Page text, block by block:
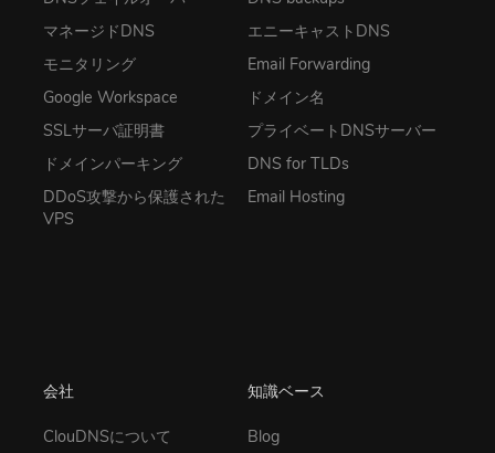
マネージドDNS
モニタリング
Google Workspace
SSLサーバ証明書
ドメインパーキング
DDoS攻撃から保護された
VPS
エニーキャストDNS
Email Forwarding
ドメイン名
プライベートDNSサーバー
DNS for TLDs
Email Hosting
会社
ClouDNSについて
知識ベース
Blog